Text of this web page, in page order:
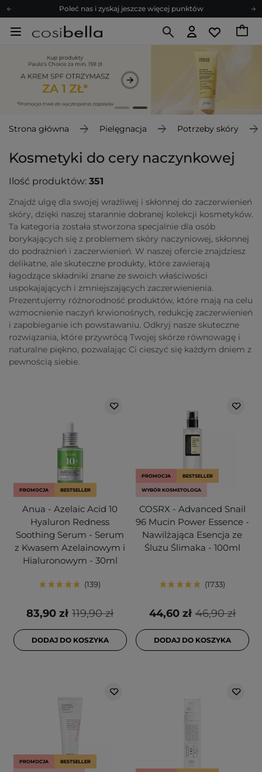
Zapisz się na newsletter pełen porad
Bezpłatne konsultacje kosmetologiczne
Poleć nas i zyskaj jeszcze więcej punktów
Zapisz się na newsletter pełen porad
Strona główna Pielęgnacja Potrzeby skóry
Kosmetyki do cery naczynkowej
Ilość produktów: 351
Znajdź ulgę dla swojej wrażliwej i skłonnej do zaczerwienień
skóry, dzięki naszej starannie dobranej kolekcji kosmetyków.
Ta kategoria została stworzona specjalnie dla osób
borykających się z problemem skóry naczyniowej, skłonnej
do podrażnień i zaczerwienień. W naszej ofercie znajdziesz
delikatne, ale skuteczne produkty, które zawierają
łagodzące składniki znane ze swoich właściwości
uspokajających i zmniejszających zaczerwienienia.
Prezentujemy różnorodność produktów, które mają na celu
wzmocnienie naczyń krwionośnych, redukcję zaczerwienień
i zapobieganie ich powstawaniu. Odkryj nasze skuteczne
rozwiązania, które przywrócą Twojej skórze równowagę i
naturalne piękno, pozwalając Ci cieszyć się każdym dniem z
pewnością siebie.
PROMOCJA BESTSELLER
Anua - Azelaic Acid 10
Hyaluron Redness
Soothing Serum - Serum
z Kwasem Azelainowym i
Hialuronowym - 30ml
139
119,90 zł
83,90 zł
DODAJ DO KOSZYKA
PROMOCJA BESTSELLER
WYBÓR KOSMETOLOGA
COSRX - Advanced Snail
96 Mucin Power Essence -
Nawilżająca Esencja ze
Śluzu Ślimaka - 100ml
1733
46,90 zł
44,60 zł
DODAJ DO KOSZYKA
PROMOCJA BESTSELLER